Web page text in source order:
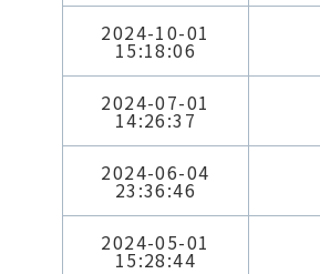
2024-10-01
15:18:06
2024-07-01
14:26:37
2024-06-04
23:36:46
2024-05-01
15:28:44